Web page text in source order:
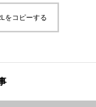
をコピーする